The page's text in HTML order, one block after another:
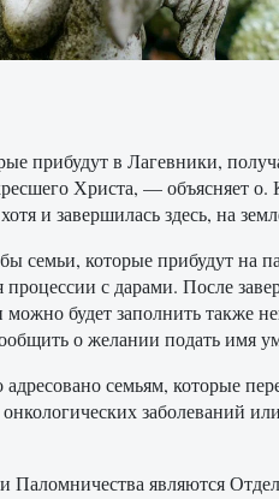
прибудут в Лагевники,
Христа, — объясняет
хотя и завершилась здесь, на
семьи, которые прибудут на
процессии с дарами. После
можно будет заполнить также
о желании подать имя
адресовано семьям, которые
заболеваний
Паломничества являются